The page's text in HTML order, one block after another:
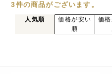
3件の商品がございます。
人気順
価格が安い
順
価